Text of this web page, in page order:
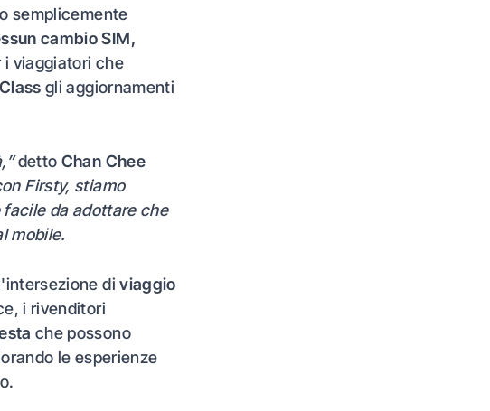
semplicemente
cambio SIM,
i viaggiatori che
gli aggiornamenti
detto Chan Chee
Firsty, stiamo
da adottare che
mobile.
diviaggio
i rivenditori
che possono
le esperienze